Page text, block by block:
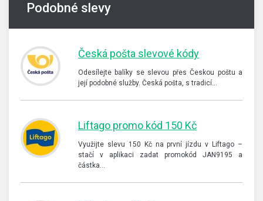
Podobné slevy
Česká pošta slevové kódy
Odesílejte balíky se slevou přes Českou poštu a
její podobné služby. Česká pošta, s tradicí…
Liftago promo kód 150 Kč
Využijte slevu 150 Kč na první jízdu v Liftago –
stačí v aplikaci zadat promokód JAN9195 a
částka…